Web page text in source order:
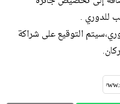
للدوري .
التوقيع على شراكة